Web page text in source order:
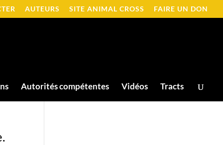
AUTEURS SITE ANIMAL CROSS FAIRE UN DON
Autorités compétentes Vidéos Tracts